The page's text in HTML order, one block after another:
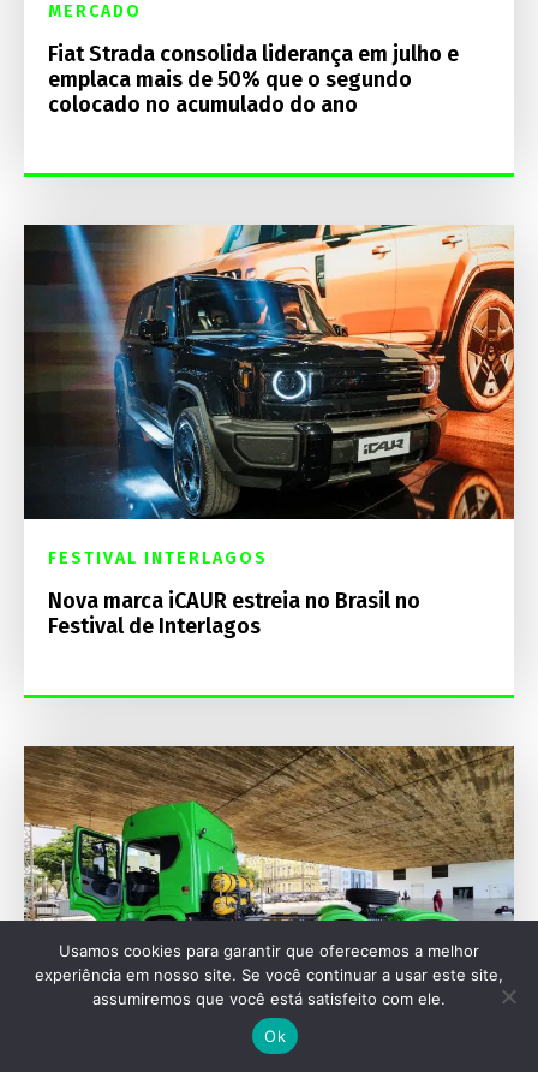
MERCADO
Fiat Strada consolida liderança em julho e
emplaca mais de 50% que o segundo
colocado no acumulado do ano
FESTIVAL INTERLAGOS
Nova marca iCAUR estreia no Brasil no
Festival de Interlagos
Usamos cookies para garantir que oferecemos a melhor
experiência em nosso site. Se você continuar a usar este site,
assumiremos que você está satisfeito com ele.
Ok